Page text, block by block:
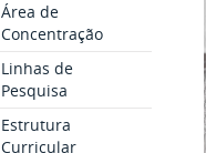
Área de
Concentração
Linhas de
Pesquisa
Estrutura
Curricular